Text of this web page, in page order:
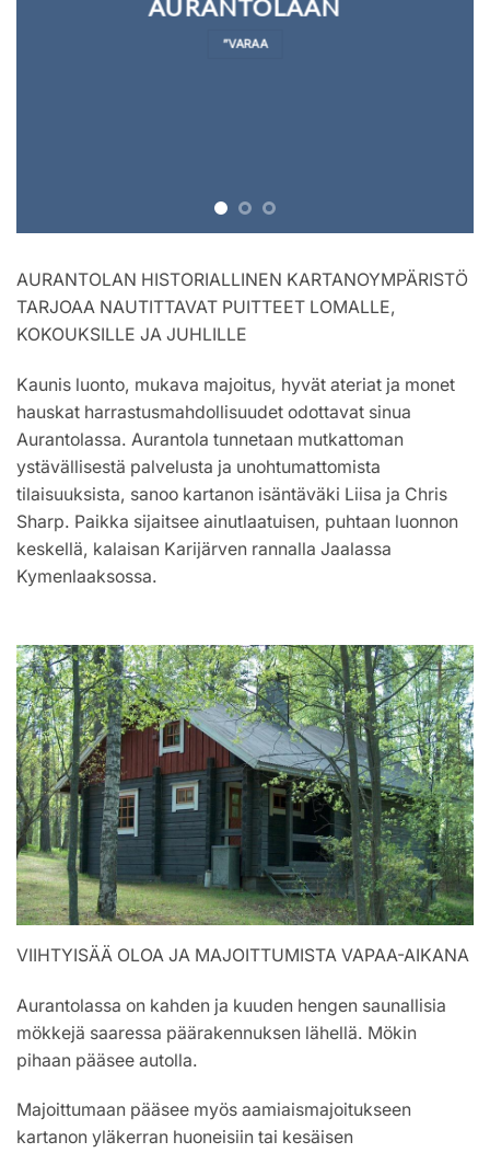
AURANTOLAAN
”VARAA
AURANTOLAN HISTORIALLINEN KARTANOYMPÄRISTÖ
TARJOAA NAUTITTAVAT PUITTEET LOMALLE,
KOKOUKSILLE JA JUHLILLE
Kaunis luonto, mukava majoitus, hyvät ateriat ja monet
hauskat harrastusmahdollisuudet odottavat sinua
Aurantolassa. Aurantola tunnetaan mutkattoman
ystävällisestä palvelusta ja unohtumattomista
tilaisuuksista, sanoo kartanon isäntäväki Liisa ja Chris
Sharp. Paikka sijaitsee ainutlaatuisen, puhtaan luonnon
keskellä, kalaisan Karijärven rannalla Jaalassa
Kymenlaaksossa.
VIIHTYISÄÄ OLOA JA MAJOITTUMISTA VAPAA-AIKANA
Aurantolassa on kahden ja kuuden hengen saunallisia
mökkejä saaressa päärakennuksen lähellä. Mökin
pihaan pääsee autolla.
Majoittumaan pääsee myös aamiaismajoitukseen
kartanon yläkerran huoneisiin tai kesäisen